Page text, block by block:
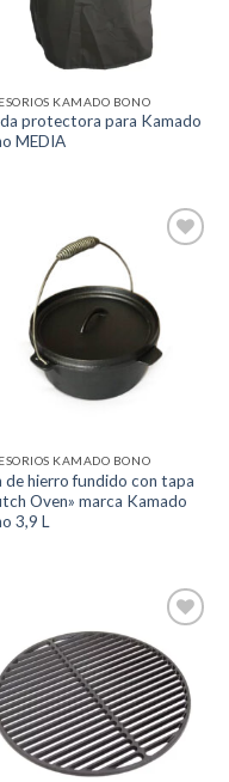
KAMADO BONO
protectora para Kamado
MEDIA
Añadir
lista de
deseos
KAMADO BONO
de hierro fundido con tapa
Oven» marca Kamado
3,9 L
Añadir
a la
lista de
deseos